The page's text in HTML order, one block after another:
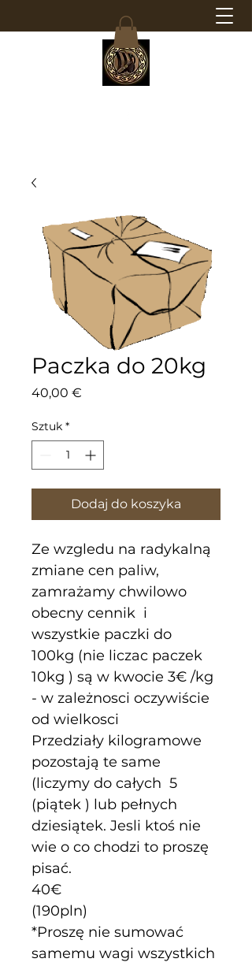
Paczka do 20kg
40,00 €
Sztuk *
Dodaj do koszyka
Ze wzgledu na radykalną
zmiane cen paliw,
zamrażamy chwilowo
obecny cennik  i
wszystkie paczki do
100kg (nie liczac paczek
10kg ) są w kwocie 3€ /kg
- w zależnosci oczywiście
od wielkosci
Przedziały kilogramowe
pozostają te same
(liczymy do całych  5
(piątek ) lub pełnych
dziesiątek. Jesli ktoś nie
wie o co chodzi to proszę
pisać.
40€
(190pln)
*Proszę nie sumować
samemu wagi wszystkich